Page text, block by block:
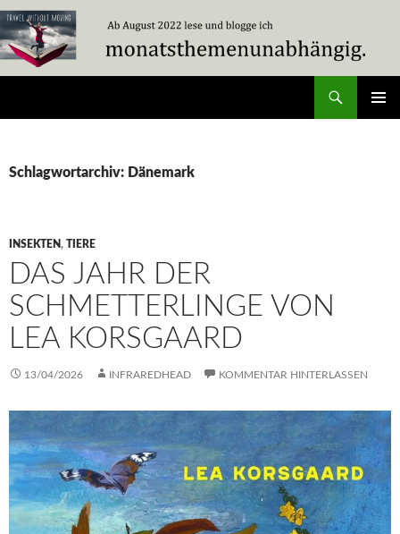
Zum
Inhalt
springen
Schlagwortarchiv: Dänemark
INSEKTEN, TIERE
DAS JAHR DER
SCHMETTERLINGE VON
LEA KORSGAARD
13/04/2026 INFRAREDHEAD KOMMENTAR HINTERLASSEN